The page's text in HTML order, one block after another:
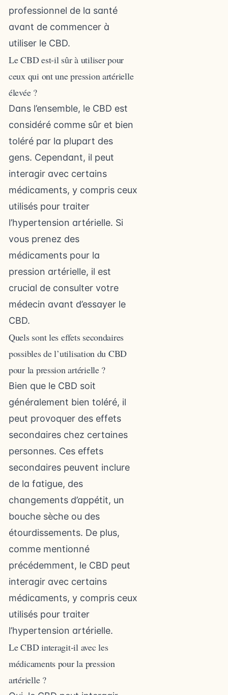
professionnel de la santé
avant de commencer à
utiliser le CBD.
Le CBD est-il sûr à utiliser pour
ceux qui ont une pression artérielle
élevée ?
Dans l’ensemble, le CBD est
considéré comme sûr et bien
toléré par la plupart des
gens. Cependant, il peut
interagir avec certains
médicaments, y compris ceux
utilisés pour traiter
l’hypertension artérielle. Si
vous prenez des
médicaments pour la
pression artérielle, il est
crucial de consulter votre
médecin avant d’essayer le
CBD.
Quels sont les effets secondaires
possibles de l’utilisation du CBD
pour la pression artérielle ?
Bien que le CBD soit
généralement bien toléré, il
peut provoquer des effets
secondaires chez certaines
personnes. Ces effets
secondaires peuvent inclure
de la fatigue, des
changements d’appétit, un
bouche sèche ou des
étourdissements. De plus,
comme mentionné
précédemment, le CBD peut
interagir avec certains
médicaments, y compris ceux
utilisés pour traiter
l’hypertension artérielle.
Le CBD interagit-il avec les
médicaments pour la pression
artérielle ?